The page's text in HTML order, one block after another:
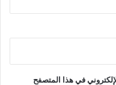
في هذا المتصفح